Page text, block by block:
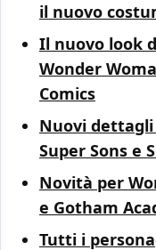
il nuovo
Il nuovo look
Wonder
Comics
Nuovi dettagli
Super Sons e
Novità per
e Gotham
Tutti i